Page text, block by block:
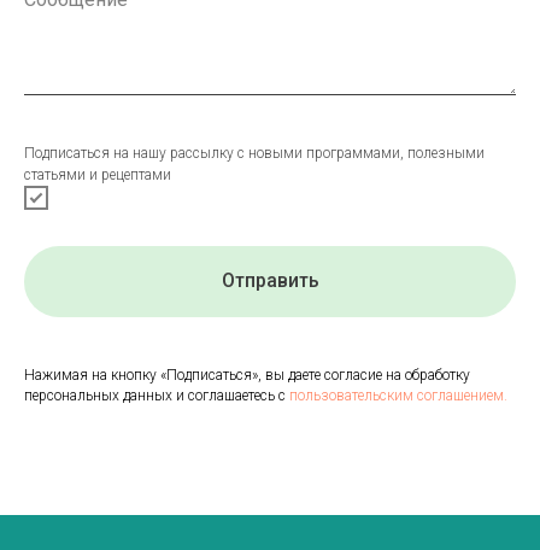
Подписаться на нашу рассылку с новыми программами, полезными
статьями и рецептами
Отправить
Нажимая на кнопку «Подписаться», вы даете согласие на обработку
персональных данных и соглашаетесь с пользовательским соглашением.